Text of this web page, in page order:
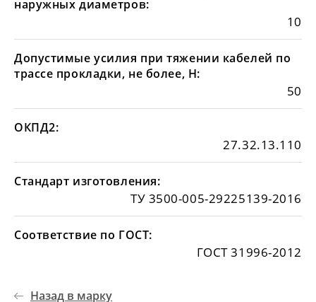
наружных диаметров:
10
Допустимые усилия при тяжении кабелей по
трассе прокладки, не более, Н:
50
ОКПД2:
27.32.13.110
Стандарт изготовления:
ТУ 3500-005-29225139-2016
Соответствие по ГОСТ:
ГОСТ 31996-2012
Назад в марку